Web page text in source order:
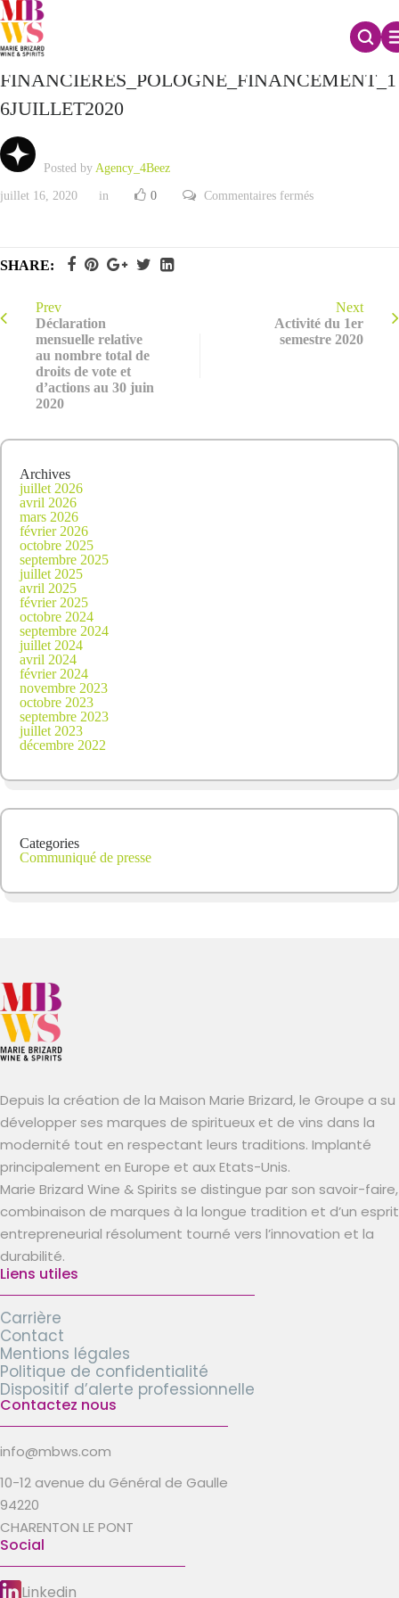
INFORMATIONS
FINANCIERES_POLOGNE_FINANCEMENT_1
6JUILLET2020
Posted by Agency_4Beez
juillet 16, 2020 in 0 Commentaires ferméssur
SHARE:
Prev
Déclaration
mensuelle relative
au nombre total de
droits de vote et
d’actions au 30 juin
2020
Next
Activité du 1er
semestre 2020
Archives
juillet 2026
avril 2026
mars 2026
février 2026
octobre 2025
septembre 2025
juillet 2025
avril 2025
février 2025
octobre 2024
septembre 2024
juillet 2024
avril 2024
février 2024
novembre 2023
octobre 2023
septembre 2023
juillet 2023
décembre 2022
Categories
Communiqué de presse
Depuis la création de la Maison Marie Brizard, le Groupe a su
développer ses marques de spiritueux et de vins dans la
modernité tout en respectant leurs traditions. Implanté
principalement en Europe et aux Etats-Unis.
Marie Brizard Wine & Spirits se distingue par son savoir-faire,
combinaison de marques à la longue tradition et d’un esprit
entrepreneurial résolument tourné vers l’innovation et la
durabilité.
Liens utiles
Carrière
Contact
Mentions légales
Politique de confidentialité
Dispositif d’alerte professionnelle
Contactez nous
info@mbws.com
10-12 avenue du Général de Gaulle
94220
CHARENTON LE PONT
Social
Linkedin